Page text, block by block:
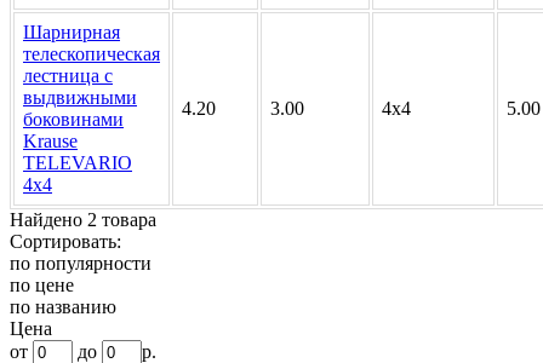
Шарнирная
телескопическая
лестница с
выдвижными
боковинами
Krause
TELEVARIO
4х4
4.20 3.00 4х4 5.00
Найдено 2 товара
Сортировать:
по популярности
по цене
по названию
Цена
от
до
р.